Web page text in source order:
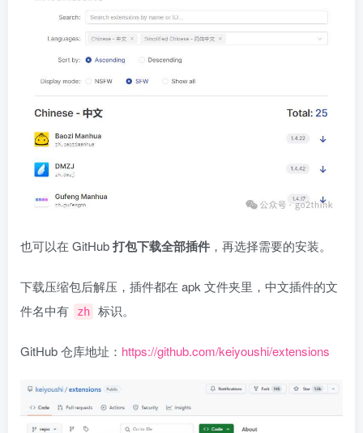
也可以在 GitHub打包下载全部插件 ，再选择需要的安装。
下载压缩包后解压，插件都在 apk 文件夹里，中文插件的文
件名中有
zh 标识。
GitHub 仓库地址： https://github.com/keiyoushi/extensions